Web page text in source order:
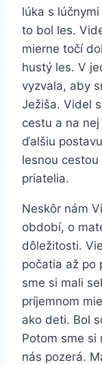
lúka s
to bol les.
mierne točí
hustý les. V
vyzvala, aby
Ježiša. Videl
cestu a na
ďalšiu
lesnou
priatelia.
Neskôr nám
období, o
dôležitosti.
počatia až po
sme si mali
príjemnom
ako deti. Bol
Potom sme si
nás pozerá.